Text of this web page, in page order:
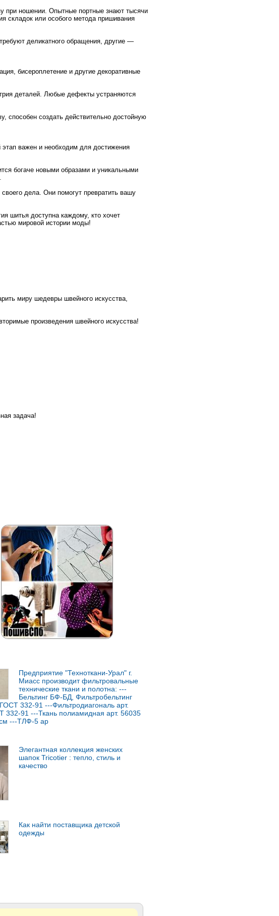
при ношении. Опытные портные знают тысячи
складок или особого метода пришивания
деликатного обращения, другие —
бисероплетение и другие декоративные
деталей. Любые дефекты устраняются
способен создать действительно достойную
важен и необходим для достижения
богаче новыми образами и уникальными
дела. Они помогут превратить вашу
шитья доступна каждому, кто хочет
мировой истории моды!
миру шедевры швейного искусства,
произведения швейного искусства!
задача!
Предприятие "Техноткани-Урал" г.
Миасс производит фильтровальные
технические ткани и полотна: ---
Бельтинг БФ-БД, Фильтробельтинг
332-91 ---Фильтродиагональ арт.
332-91 ---Ткань полиамидная арт. 56035
---ТЛФ-5 ар
Элегантная коллекция женских
шапок Tricotier : тепло, стиль и
качество
Как найти поставщика детской
одежды